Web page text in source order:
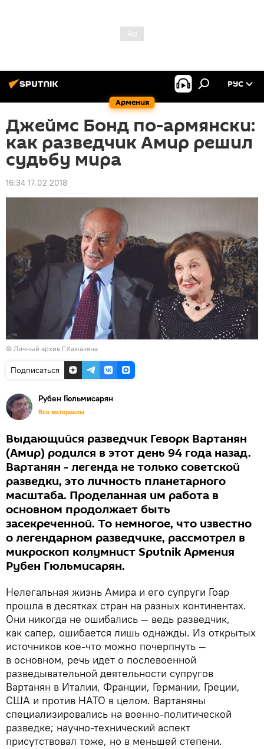
Армения
РУС
Джеймс Бонд по-армянски:
как разведчик Амир решил
судьбу мира
16:34 17.02.2018
© Личный архив Г.Хажакяна
Подписаться
Рубен Гюльмисарян
Все материалы
Выдающийся разведчик Геворк Вартанян
(Амир) родился в этот день 94 года назад.
Вартанян - легенда не только советской
разведки, это личность планетарного
масштаба. Проделанная им работа в
основном продолжает быть
засекреченной. То немногое, что известно
о легендарном разведчике, рассмотрел в
микроскоп колумнист Sputnik Армения
Рубен Гюльмисарян.
Нелегальная жизнь Амира и его супруги Гоар
прошла в десятках стран на разных континентах.
Они никогда не ошибались — ведь разведчик,
как сапер, ошибается лишь однажды. Из открытых
источников кое-что можно почерпнуть —
в основном, речь идет о послевоенной
разведывательной деятельности супругов
Вартанян в Италии, Франции, Германии, Греции,
США и против НАТО в целом. Вартаняны
специализировались на военно-политической
разведке; научно-технический аспект
присутствовал тоже, но в меньшей степени.